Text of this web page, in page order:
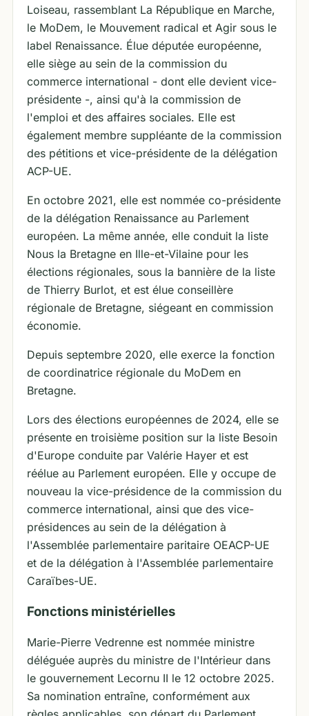
Loiseau, rassemblant La République en Marche,
le MoDem, le Mouvement radical et Agir sous le
label Renaissance. Élue députée européenne,
elle siège au sein de la commission du
commerce international - dont elle devient vice-
présidente -, ainsi qu'à la commission de
l'emploi et des affaires sociales. Elle est
également membre suppléante de la commission
des pétitions et vice-présidente de la délégation
ACP-UE.
En octobre 2021, elle est nommée co-présidente
de la délégation Renaissance au Parlement
européen. La même année, elle conduit la liste
Nous la Bretagne en Ille-et-Vilaine pour les
élections régionales, sous la bannière de la liste
de Thierry Burlot, et est élue conseillère
régionale de Bretagne, siégeant en commission
économie.
Depuis septembre 2020, elle exerce la fonction
de coordinatrice régionale du MoDem en
Bretagne.
Lors des élections européennes de 2024, elle se
présente en troisième position sur la liste Besoin
d'Europe conduite par Valérie Hayer et est
réélue au Parlement européen. Elle y occupe de
nouveau la vice-présidence de la commission du
commerce international, ainsi que des vice-
présidences au sein de la délégation à
l'Assemblée parlementaire paritaire OEACP-UE
et de la délégation à l'Assemblée parlementaire
Caraïbes-UE.
Fonctions ministérielles
Marie-Pierre Vedrenne est nommée ministre
déléguée auprès du ministre de l'Intérieur dans
le gouvernement Lecornu II le 12 octobre 2025.
Sa nomination entraîne, conformément aux